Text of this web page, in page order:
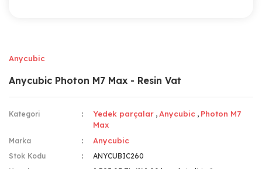
Anycubic
Anycubic Photon M7 Max - Resin Vat
Kategori Yedek parçalar ,Anycubic , Photon M7
Max
Marka Anycubic
Stok Kodu
ANYCUBIC260